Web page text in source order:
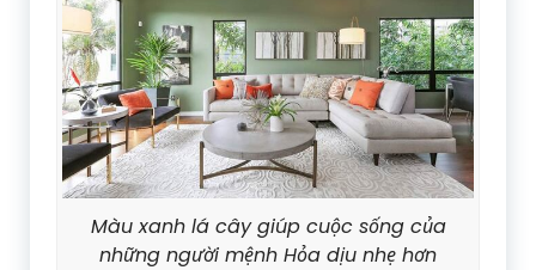
Màu xanh lá cây giúp cuộc sống của
những người mệnh Hỏa dịu nhẹ hơn